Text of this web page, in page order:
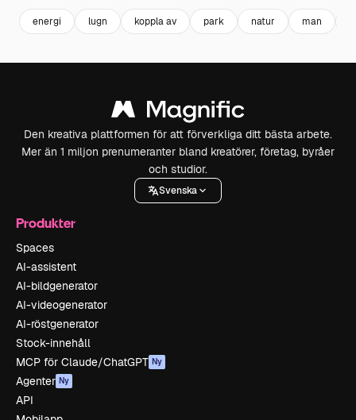
energi lugn koppla av park natur man
Den kreativa plattformen för att förverkliga ditt bästa arbete.
Mer än 1 miljon prenumeranter bland kreatörer, företag, byråer
och studior.
Svenska
Produkter
Spaces
AI-assistent
AI-bildgenerator
AI-videogenerator
AI-röstgenerator
Stock-innehåll
MCP för Claude/ChatGPT Ny
Agenter Ny
API